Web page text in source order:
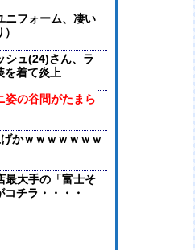
ニフォーム、凄い
シュ(24)さん、ラ
を着て炎上
姿の谷間がたまら
かｗｗｗｗｗｗｗ
最大手の「富士そ
チラ・・・・